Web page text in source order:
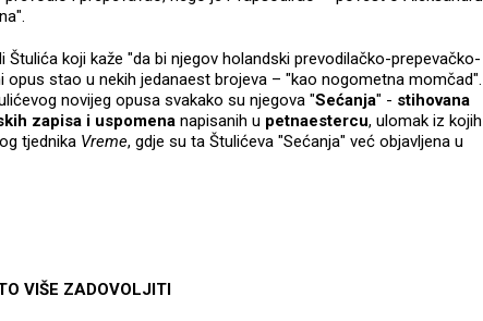
Štulića koji kaže "da bi njegov holandski prevodilačko-prepevačko-
stao u nekih jedanaest brojeva – "kao nogometna momčad".
novijeg opusa svakako su njegova "Sećanja" - stihovana
zapisa i uspomena napisanih u petnaestercu, ulomak iz kojih
tjednika Vreme, gdje su ta Štulićeva "Sećanja" već objavljena u
VIŠE ZADOVOLJITI